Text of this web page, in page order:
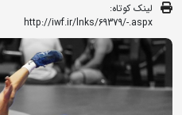
لینک کوتاه:
http://iwf.ir/lnks/69379/-.aspx